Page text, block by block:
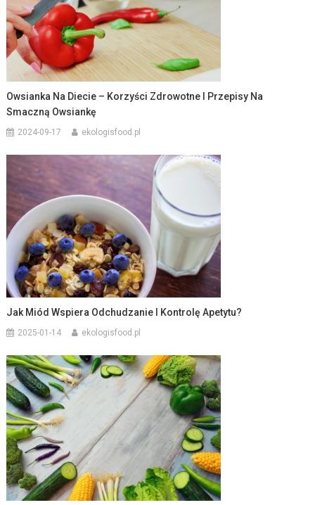
Owsianka Na Diecie – Korzyści Zdrowotne I Przepisy Na
Smaczną Owsiankę
2024-09-17 ekologisfood.pl
Jak Miód Wspiera Odchudzanie I Kontrolę Apetytu?
2025-01-14 ekologisfood.pl